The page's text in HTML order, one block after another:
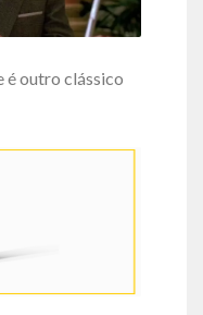
é outro clássico